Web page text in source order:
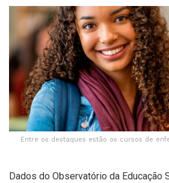
Entre os destaques estão os cursos de
Dados do Observatório da Educação